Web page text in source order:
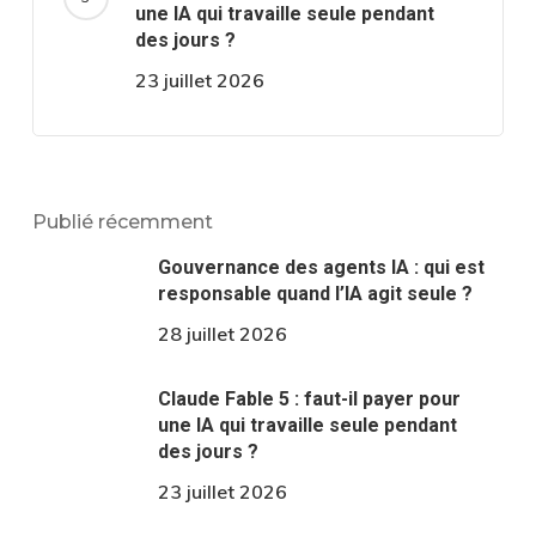
une IA qui travaille seule pendant
des jours ?
23 juillet 2026
Publié récemment
Gouvernance des agents IA : qui est
responsable quand l’IA agit seule ?
28 juillet 2026
Claude Fable 5 : faut-il payer pour
une IA qui travaille seule pendant
des jours ?
23 juillet 2026